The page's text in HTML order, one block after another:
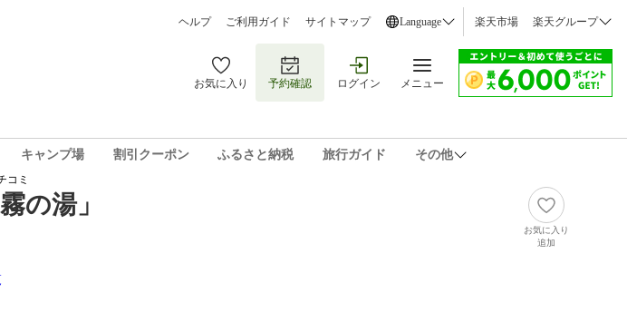
ヘルプ ご利用ガイド サイトマップ Language 楽天市場 楽天グループ
お気に入り 予約確認 ログイン メニュー
キャンプ場 割引クーポン ふるさと納税 旅行ガイド その他
コミ
の湯」
お気に入り
追加